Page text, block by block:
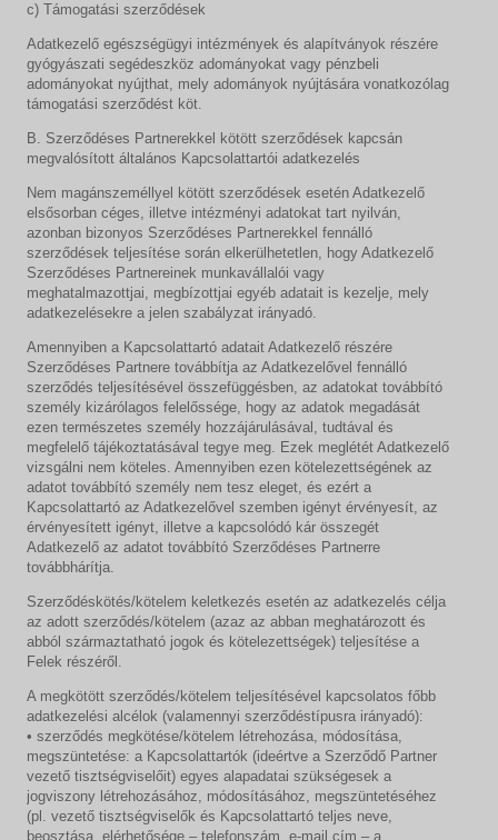
c) Támogatási szerződések
Adatkezelő egészségügyi intézmények és alapítványok részére
gyógyászati segédeszköz adományokat vagy pénzbeli
adományokat nyújthat, mely adományok nyújtására vonatkozólag
támogatási szerződést köt.
B. Szerződéses Partnerekkel kötött szerződések kapcsán
megvalósított általános Kapcsolattartói adatkezelés
Nem magánszeméllyel kötött szerződések esetén Adatkezelő
elsősorban céges, illetve intézményi adatokat tart nyilván,
azonban bizonyos Szerződéses Partnerekkel fennálló
szerződések teljesítése során elkerülhetetlen, hogy Adatkezelő
Szerződéses Partnereinek munkavállalói vagy
meghatalmazottjai, megbízottjai egyéb adatait is kezelje, mely
adatkezelésekre a jelen szabályzat irányadó.
Amennyiben a Kapcsolattartó adatait Adatkezelő részére
Szerződéses Partnere továbbítja az Adatkezelővel fennálló
szerződés teljesítésével összefüggésben, az adatokat továbbító
személy kizárólagos felelőssége, hogy az adatok megadását
ezen természetes személy hozzájárulásával, tudtával és
megfelelő tájékoztatásával tegye meg. Ezek meglétét Adatkezelő
vizsgálni nem köteles. Amennyiben ezen kötelezettségének az
adatot továbbító személy nem tesz eleget, és ezért a
Kapcsolattartó az Adatkezelővel szemben igényt érvényesít, az
érvényesített igényt, illetve a kapcsolódó kár összegét
Adatkezelő az adatot továbbító Szerződéses Partnerre
továbbhárítja.
Szerződéskötés/kötelem keletkezés esetén az adatkezelés célja
az adott szerződés/kötelem (azaz az abban meghatározott és
abból származtatható jogok és kötelezettségek) teljesítése a
Felek részéről.
A megkötött szerződés/kötelem teljesítésével kapcsolatos főbb
adatkezelési alcélok (valamennyi szerződéstípusra irányadó):
• szerződés megkötése/kötelem létrehozása, módosítása,
megszüntetése: a Kapcsolattartók (ideértve a Szerződő Partner
vezető tisztségviselőit) egyes alapadatai szükségesek a
jogviszony létrehozásához, módosításához, megszüntetéséhez
(pl. vezető tisztségviselők és Kapcsolattartó teljes neve,
beosztása, elérhetősége – telefonszám, e-mail cím – a